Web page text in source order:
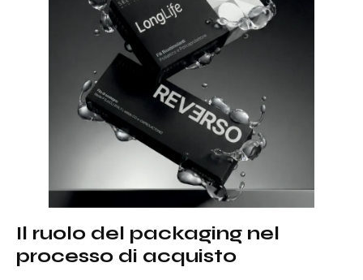
Il ruolo del packaging nel
processo di acquisto